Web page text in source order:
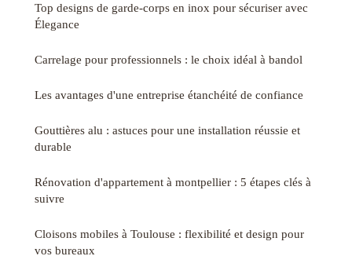
Top designs de garde-corps en inox pour sécuriser avec
Élegance
Carrelage pour professionnels : le choix idéal à bandol
Les avantages d'une entreprise étanchéité de confiance
Gouttières alu : astuces pour une installation réussie et
durable
Rénovation d'appartement à montpellier : 5 étapes clés à
suivre
Cloisons mobiles à Toulouse : flexibilité et design pour
vos bureaux